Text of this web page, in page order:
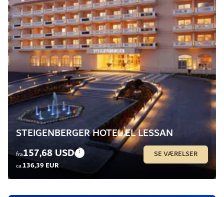
STEIGENBERGER HOTEL EL LESSAN
fra157,68 USD
ca.136,39 EUR
SE VÆRELSER